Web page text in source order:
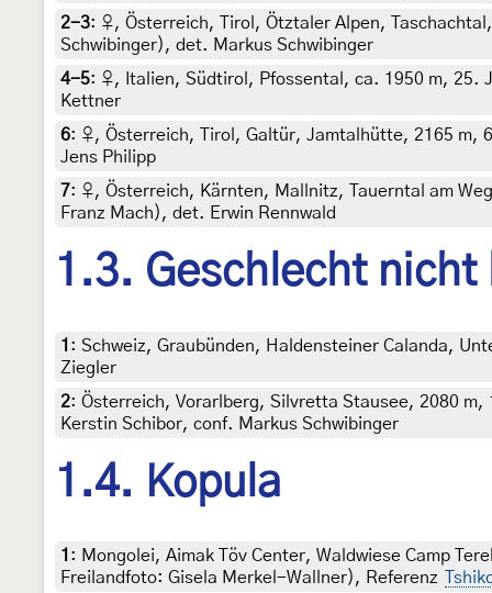
2-3: ♀, Österreich, Tirol, Ötztaler Alpen,
Schwibinger), det. Markus Schwibinger
4-5: ♀, Italien, Südtirol, Pfossental, ca. 1950 m, 25.
Kettner
6: ♀, Österreich, Tirol, Galtür, Jamtalhütte, 2165 m,
Jens Philipp
7: ♀, Österreich, Kärnten, Mallnitz, Tauerntal am
Franz Mach), det. Erwin Rennwald
1.3. Geschlecht nicht
1 : Schweiz, Graubünden, Haldensteiner Calanda,
Ziegler
2: Österreich, Vorarlberg, Silvretta Stausee, 2080
Kerstin Schibor, conf. Markus Schwibinger
1.4. Kopula
1 : Mongolei, Aimak Töv Center, Waldwiese Camp
Freilandfoto: Gisela Merkel-Wallner), Referenz